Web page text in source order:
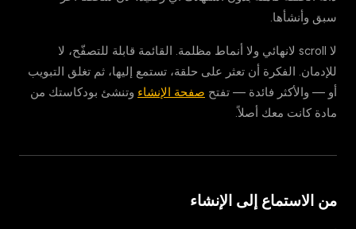
سبق وأنشأها.
لا scroll لانهائي ولا أنماط مظلمة. القائمة قابلة للتصفّح، لا
للإدمان. الفكرة أن تعثر على حلقة، تستمع إليها، ثم تغلق التبويب
أو — والأكثر فائدة — تفتح صفحة الإنشاء وتنشئ بودكاستك من
مادة كانت معك أصلاً.
من الاستماع إلى الإنشاء